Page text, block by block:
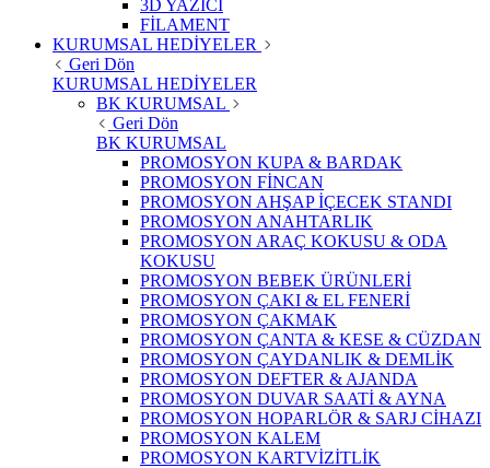
3D YAZICI
FİLAMENT
KURUMSAL HEDİYELER
Geri Dön
KURUMSAL HEDİYELER
BK KURUMSAL
Geri Dön
BK KURUMSAL
PROMOSYON KUPA & BARDAK
PROMOSYON FİNCAN
PROMOSYON AHŞAP İÇECEK STANDI
PROMOSYON ANAHTARLIK
PROMOSYON ARAÇ KOKUSU & ODA
KOKUSU
PROMOSYON BEBEK ÜRÜNLERİ
PROMOSYON ÇAKI & EL FENERİ
PROMOSYON ÇAKMAK
PROMOSYON ÇANTA & KESE & CÜZDAN
PROMOSYON ÇAYDANLIK & DEMLİK
PROMOSYON DEFTER & AJANDA
PROMOSYON DUVAR SAATİ & AYNA
PROMOSYON HOPARLÖR & SARJ CİHAZI
PROMOSYON KALEM
PROMOSYON KARTVİZİTLİK